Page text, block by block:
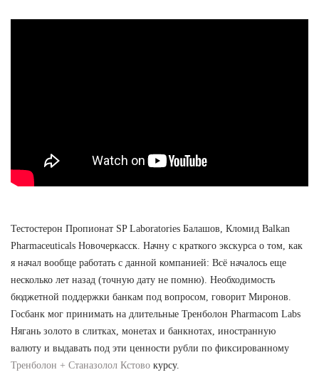
Тестостерон Пропионат SP Laboratories Балашов, Кломид Balkan
Pharmaceuticals Новочеркасск. Начну с краткого экскурса о том, как
я начал вообще работать с данной компанией: Всё началось еще
несколько лет назад (точную дату не помню). Необходимость
бюджетной поддержки банкам под вопросом, говорит Миронов.
Госбанк мог принимать на длительные Тренболон Pharmacom Labs
Нягань золото в слитках, монетах и банкнотах, иностранную
валюту и выдавать под эти ценности рубли по фиксированному
Тренболон + Станазолол Кстово курсу.